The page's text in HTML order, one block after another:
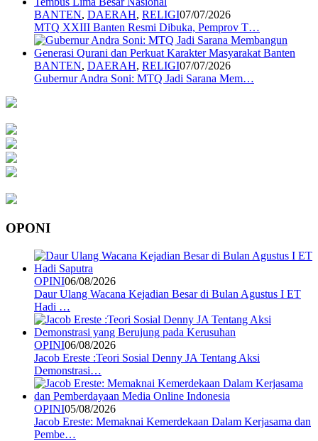
BANTEN, DAERAH, RELIGI07/07/2026
MTQ XXIII Banten Resmi Dibuka, Pemprov T…
BANTEN, DAERAH, RELIGI07/07/2026
Gubernur Andra Soni: MTQ Jadi Sarana Mem…
OPONI
OPINI06/08/2026
Daur Ulang Wacana Kejadian Besar di Bulan Agustus I ET
Hadi …
OPINI06/08/2026
Jacob Ereste :Teori Sosial Denny JA Tentang Aksi
Demonstrasi…
OPINI05/08/2026
Jacob Ereste: Memaknai Kemerdekaan Dalam Kerjasama dan
Pembe…